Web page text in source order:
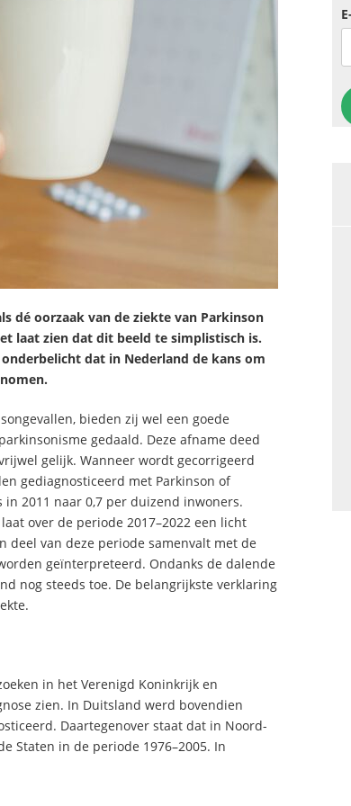
dé oorzaak van de ziekte van Parkinson
laat zien dat dit beeld te simplistisch is.
dat in Nederland de kans om
bieden zij wel een goede
gedaald. Deze afname deed
gelijk. Wanneer wordt gecorrigeerd
gediagnosticeerd met Parkinson of
2011 naar 0,7 per duizend inwoners.
over de periode 2017–2022 een licht
deel van deze periode samenvalt met de
geïnterpreteerd. Ondanks de dalende
nog steeds toe. De belangrijkste verklaring
in het Verenigd Koninkrijk en
zien. In Duitsland werd bovendien
Daartegenover staat dat in Noord-
Staten in de periode 1976–2005. In